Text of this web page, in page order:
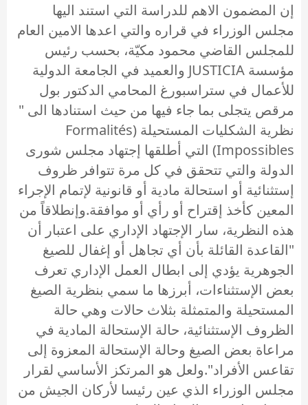
إن المضمون الاهم للدراسة التي استند اليها
مجلس الوزراء في قراره والتي اعدها الامين العام
للمجلس القاضي محمود مكيّة، بحسب رئيس
مؤسسة JUSTICIA والعميد في الجامعة الدولية
للأعمال في ستراسبورغ المحامي الدكتور بول
مرقص يتجلى بما جاء فيها من حيث استنادها الى "
نظرية الشكليات المستحيلة (Formalités
Impossibles) التي أطلقها إجتهاد مجلس شورى
الدولة والتي تتحقق في كل مرة تتوافر ظروف
إستثنائية أو استحالة مادية أو قانونية لإتمام الإجراء
المعين كأخذ إقتراح أو رأي أو موافقة.وإنطلاقاً من
هذه النظرية، سار الإجتهاد الإداري على اعتبار أن
"القاعدة القائلة بأن أي تجاهل أو إغفال للصيغ
الجوهرية يؤدي إلى ابطال العمل الإداري تعرف
بعض الإستثناءات، أبرزها ما سمي بنظرية الصيغ
المستحيلة والمتمثلة بثلاث حالات وهي حالة
الظروف الإستثنائية، حالة الإستحالة المادية في
مراعاة بعض الصيغ وحالة الإستحالة المعزوة إلى
تقاعس الأفراد".ولعل هو المرتكز الأساسي لقرار
مجلس الوزراء الذي عين رئيسا لأركان الجيش من